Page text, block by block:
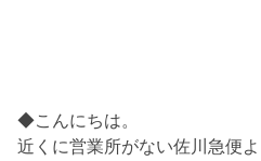
◆こんにちは。
近くに営業所がない佐川急便